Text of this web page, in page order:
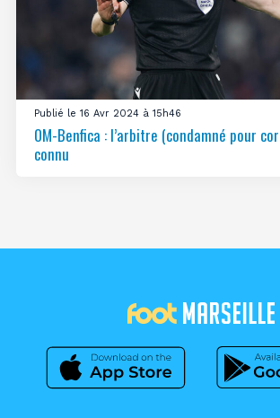
Publié le 16 Avr 2024 à 15h46
OM-Benfica : l’arbitre (condamné pour
connu